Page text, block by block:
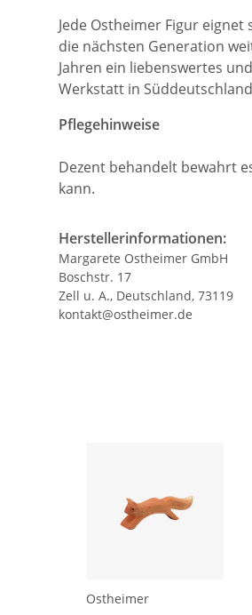
Jede Ostheimer Figur
die nächsten Generation
Jahren ein liebenswertes
Werkstatt in
Pflegehinweise
Dezent behandelt bewahrt
kann.
Herstellerinformationen:
Margarete Ostheimer GmbH
Boschstr. 17
Zell u. A., Deutschland, 73119
kontakt@ostheimer.de
Ostheimer